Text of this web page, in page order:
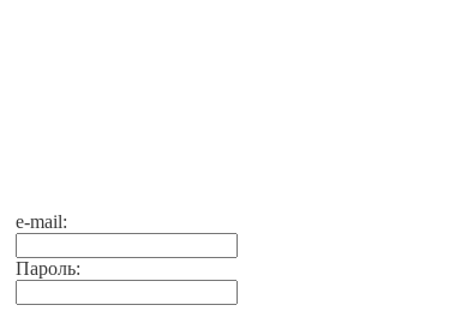
e-mail:
Пароль: